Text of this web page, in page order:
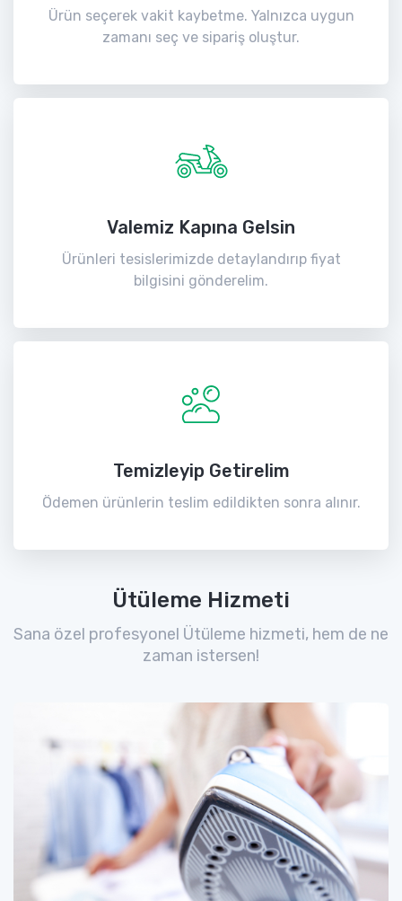
Ürün seçerek vakit kaybetme. Yalnızca uygun
zamanı seç ve sipariş oluştur.
Valemiz Kapına Gelsin
Ürünleri tesislerimizde detaylandırıp fiyat
bilgisini gönderelim.
Temizleyip Getirelim
Ödemen ürünlerin teslim edildikten sonra alınır.
Ütüleme Hizmeti
Sana özel profesyonel Ütüleme hizmeti, hem de ne
zaman istersen!